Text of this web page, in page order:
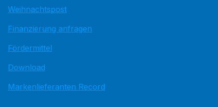
Weihnachtspost
Finanzierung anfragen
Fördermittel
Download
Markenlieferanten Record